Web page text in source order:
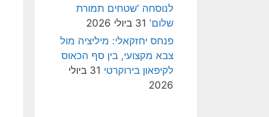
לנוסחה 'שטחים תמורת
שלום' 31 ביולי 2026
פנחס יחזקאלי: מיליציה מול
צבא מקצועי, בין סף הכאוס
לקיפאון בירוקרטי
31 ביולי
2026